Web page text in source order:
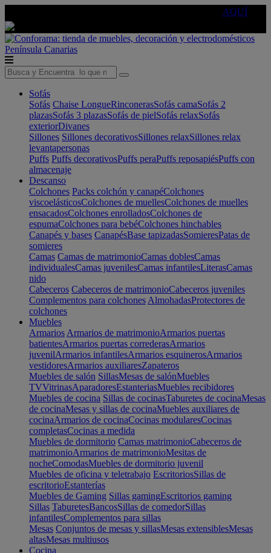
AQUÍ
Península Canarias
Sofás
Sofás Chaise LongueRinconerasSofás camaSofás 2
plazasSofás 3 plazasSofás de pielSofás relaxSofás
exteriorDivanes
Sillones Sillones decorativosSillones relaxSillones relax
levantapersonas
Puffs Puffs decorativosPuffs peraPuffs reposapiésPuffs con
almacenaje
Descanso
Colchones Packs colchón y canapéColchones
viscoelásticosColchones de muellesColchones de muelles
ensacadosColchones enrolladosColchones de
espumaColchones para bebéColchones hinchables
Canapés y bases CanapésBase tapizadasSomieresPatas de
somieres
Camas Camas de matrimonioCamas doblesCamas
individualesCamas juvenilesCamas infantilesLiterasCamas
nido
Cabeceros Cabeceros de matrimonioCabeceros juveniles
Complementos para colchones AlmohadasProtectores de
colchones
Muebles
Armarios Armarios de matrimonioArmarios puertas
batientesArmarios puertas correderasArmarios
juvenilArmarios infantilesArmarios esquinerosArmarios
vestidoresArmarios auxiliaresZapateros
Muebles de salón SillasMesas de salónMuebles
TVVitrinasAparadoresEstanteriasMuebles recibidores
Muebles de cocina Sillas de cocinasTaburetes de cocinaMesas
de cocinaMesas y sillas de cocinaMuebles auxiliares de
cocinaArmarios de cocinaCocinas modularesCocinas
completasCocinas a medida
Muebles de dormitorio Camas matrimonioCabeceros de
matrimonioArmarios de matrimonioMesitas de
nocheComodasMuebles de dormitorio juvenil
Muebles de oficina y teletrabajo EscritoriosSillas de
escritorioEstanterías
Muebles de Gaming Sillas gamingEscritorios gaming
Sillas TaburetesBancosSillas de comedorSillas
infantilesComplementos para sillas
Mesas Conjuntos de mesas y sillasMesas extensiblesMesas
altasMesas multiusos
Cocina